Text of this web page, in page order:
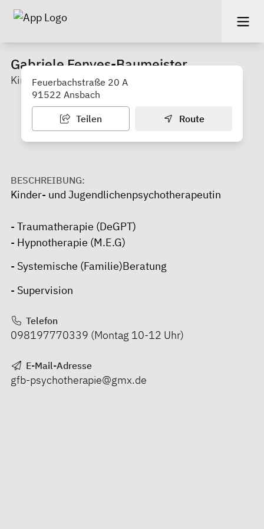
Gabriele Fenyes-Baumeister
Kinder- und Jugendpsychotherapeutin
Feuerbachstraße 20 A
91522 Ansbach
Teilen Route
BESCHREIBUNG:
Kinder- und Jugendlichenpsychotherapeutin
- Traumatherapie (DeGPT)
- Hypnotherapie (M.E.G)
- Systemische (Familie)Beratung
- Supervision
Telefon
098197770339 (Montag 10-12 Uhr)
E-Mail-Adresse
gfb-psychotherapie@gmx.de